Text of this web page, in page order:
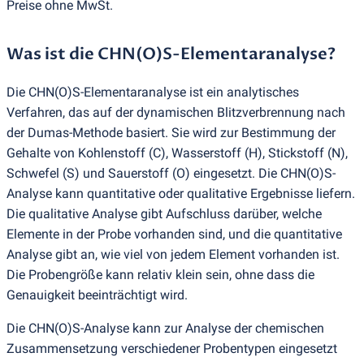
Preise ohne MwSt.
Was ist die CHN(O)S-Elementaranalyse?
Die CHN(O)S-Elementaranalyse ist ein analytisches
Verfahren, das auf der dynamischen Blitzverbrennung nach
der Dumas-Methode basiert. Sie wird zur Bestimmung der
Gehalte von Kohlenstoff (C), Wasserstoff (H), Stickstoff (N),
Schwefel (S) und Sauerstoff (O) eingesetzt. Die CHN(O)S-
Analyse kann quantitative oder qualitative Ergebnisse liefern.
Die qualitative Analyse gibt Aufschluss darüber, welche
Elemente in der Probe vorhanden sind, und die quantitative
Analyse gibt an, wie viel von jedem Element vorhanden ist.
Die Probengröße kann relativ klein sein, ohne dass die
Genauigkeit beeinträchtigt wird.
Die CHN(O)S-Analyse kann zur Analyse der chemischen
Zusammensetzung verschiedener Probentypen eingesetzt